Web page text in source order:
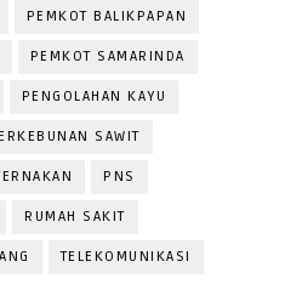
PEMKOT BALIKPAPAN
PEMKOT SAMARINDA
PENGOLAHAN KAYU
SAWIT
PNS
RUMAH SAKIT
TELEKOMUNIKASI